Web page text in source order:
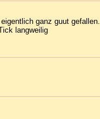
ganz guut gefallen.
langweilig